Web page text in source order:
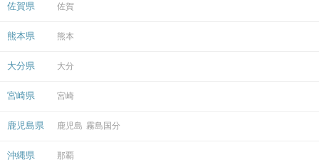
佐賀県 佐賀
熊本県 熊本
大分県 大分
宮崎県 宮崎
鹿児島県 鹿児島 霧島国分
沖縄県 那覇